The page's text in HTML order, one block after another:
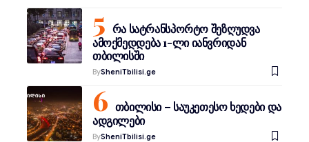
რა სატრანსპორტო შეზღუდვა
ამოქმედდება 1-ლი იანვრიდან
თბილისში
BySheniTbilisi.ge
თბილისი – საუკეთესო ხედები და
ადგილები
BySheniTbilisi.ge